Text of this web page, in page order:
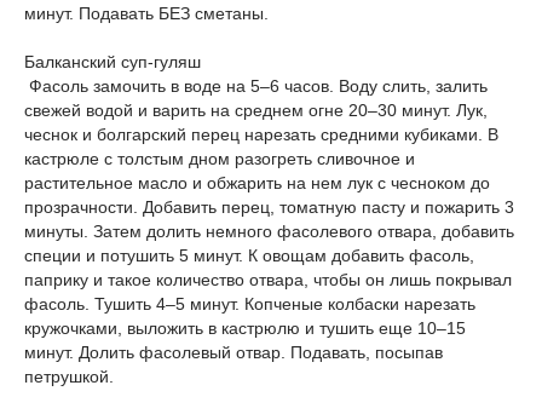
минут. Подавать БЕЗ сметаны.
Балканский суп-гуляш
Фасоль замочить в воде на 5–6 часов. Воду слить, залить
свежей водой и варить на среднем огне 20–30 минут. Лук,
чеснок и болгарский перец нарезать средними кубиками. В
кастрюле с толстым дном разогреть сливочное и
растительное масло и обжарить на нем лук с чесноком до
прозрачности. Добавить перец, томатную пасту и пожарить 3
минуты. Затем долить немного фасолевого отвара, добавить
специи и потушить 5 минут. К овощам добавить фасоль,
паприку и такое количество отвара, чтобы он лишь покрывал
фасоль. Тушить 4–5 минут. Копченые колбаски нарезать
кружочками, выложить в кастрюлю и тушить еще 10–15
минут. Долить фасолевый отвар. Подавать, посыпав
петрушкой.